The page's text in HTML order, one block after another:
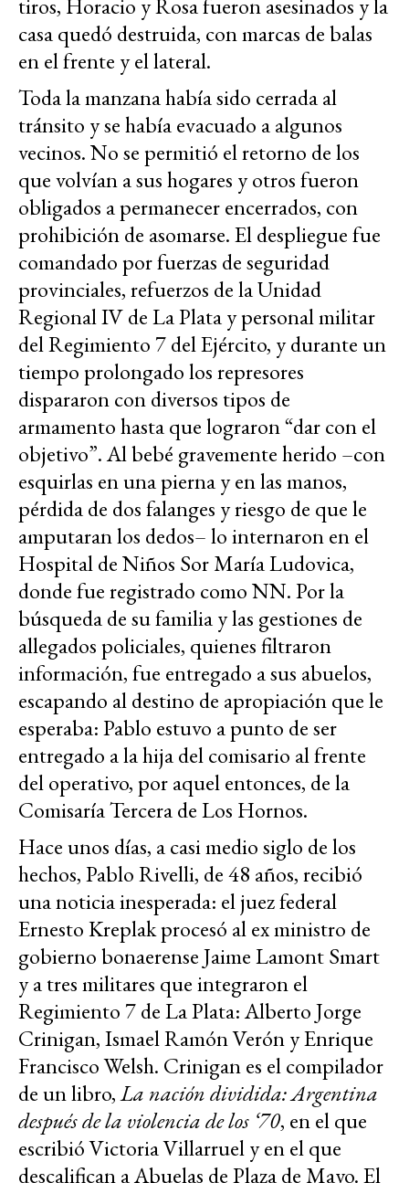
tiros, Horacio y Rosa fueron asesinados y la
casa quedó destruida, con marcas de balas
en el frente y el lateral.
Toda la manzana había sido cerrada al
tránsito y se había evacuado a algunos
vecinos. No se permitió el retorno de los
que volvían a sus hogares y otros fueron
obligados a permanecer encerrados, con
prohibición de asomarse. El despliegue fue
comandado por fuerzas de seguridad
provinciales, refuerzos de la Unidad
Regional IV de La Plata y personal militar
del Regimiento 7 del Ejército, y durante un
tiempo prolongado los represores
dispararon con diversos tipos de
armamento hasta que lograron “dar con el
objetivo”. Al bebé gravemente herido –con
esquirlas en una pierna y en las manos,
pérdida de dos falanges y riesgo de que le
amputaran los dedos– lo internaron en el
Hospital de Niños Sor María Ludovica,
donde fue registrado como NN. Por la
búsqueda de su familia y las gestiones de
allegados policiales, quienes filtraron
información, fue entregado a sus abuelos,
escapando al destino de apropiación que le
esperaba: Pablo estuvo a punto de ser
entregado a la hija del comisario al frente
del operativo, por aquel entonces, de la
Comisaría Tercera de Los Hornos.
Hace unos días, a casi medio siglo de los
hechos, Pablo Rivelli, de 48 años, recibió
una noticia inesperada: el juez federal
Ernesto Kreplak procesó al ex ministro de
gobierno bonaerense Jaime Lamont Smart
y a tres militares que integraron el
Regimiento 7 de La Plata: Alberto Jorge
Crinigan, Ismael Ramón Verón y Enrique
Francisco Welsh. Crinigan es el compilador
de un libro,La nación dividida: Argentina
después de la violencia de los ‘70, en el que
escribió Victoria Villarruel y en el que
descalifican a Abuelas de Plaza de Mayo. El